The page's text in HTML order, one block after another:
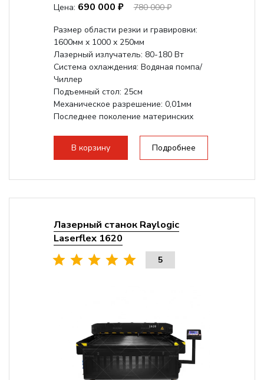
Цена: 690 000 ₽
780 000 ₽
Размер области резки и гравировки:
1600мм х 1000 х 250мм
Лазерный излучатель: 80-180 Вт
Система охлаждения: Водяная помпа/
Чиллер
Подъемный стол: 25см
Механическое разрешение: 0,01мм
Последнее поколение материнских
В корзину Подробнее
Лазерный станок Raylogic
Laserflex 1620
5